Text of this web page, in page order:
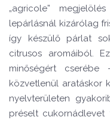
„agricole”
lepárlásnál kizárólag
így készülő párlat
citrusos aromáiból.
minőségért
közvetlenül aratáskor
nyelvterületen
préselt cukornádlevet